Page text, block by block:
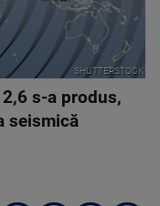
SHUTTERSTOCK
s-a produs,
seismică